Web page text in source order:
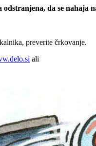
da se nahaja
preverite črkovanje.
ali